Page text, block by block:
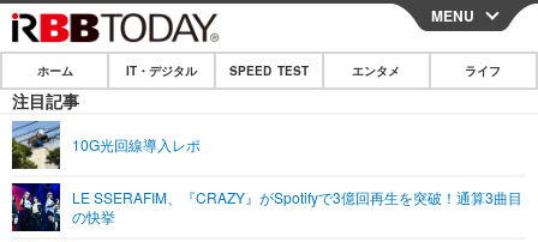
CLOSE
ホーム
IT・デジタル
SPEED TEST
エンタメ
MENU
ホーム IT・デジタル SPEED TEST エンタメ ライフ
注目記事
10G光回線導入レポ
LE SSERAFIM、『CRAZY』がSpotifyで3億回再生を突破！通算3曲目
の快挙